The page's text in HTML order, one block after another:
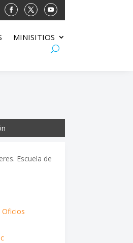
MINISITIOS
Escuela de
Oficios